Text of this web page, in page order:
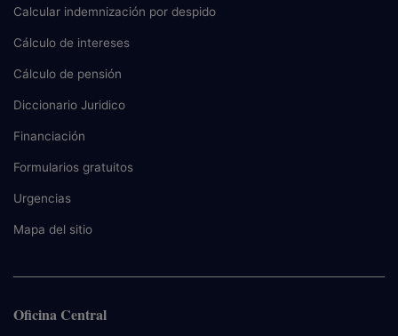
Calcular indemnización por despido
Cálculo de intereses
Cálculo de pensión
Diccionario Juridico
Financiación
Formularios gratuitos
Urgencias
Mapa del sitio
Oficina Central